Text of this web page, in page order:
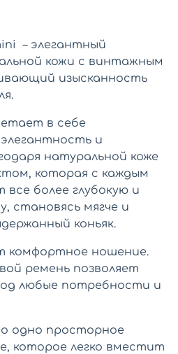
– элегантный
кожи с винтажным
изысканность
в себе
и
натуральной коже
которая с каждым
более глубокую и
становясь мягче и
коньяк.
комфортное ношение.
ремень позволяет
любые потребности и
одно просторное
которое легко вместит